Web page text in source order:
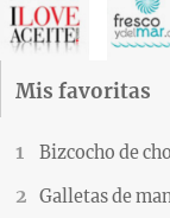
Mis favoritas
Bizcocho de
Galletas de